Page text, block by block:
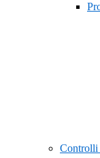
Controlli